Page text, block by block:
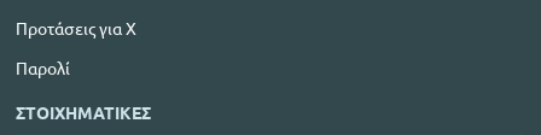
Προτάσεις για Χ
Παρολί
ΣΤΟΙΧΗΜΑΤΙΚΕΣ